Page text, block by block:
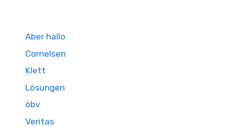
Aber hallo
Cornelsen
Klett
Lösungen
öbv
Veritas